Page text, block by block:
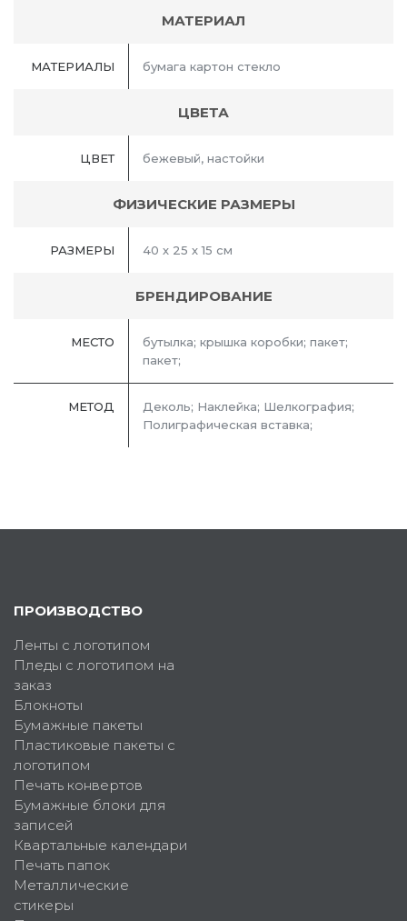
МАТЕРИАЛ
МАТЕРИАЛЫ бумага картон стекло
ЦВЕТА
ЦВЕТ бежевый, настойки
ФИЗИЧЕСКИЕ РАЗМЕРЫ
РАЗМЕРЫ 40 х 25 х 15 см
БРЕНДИРОВАНИЕ
МЕСТО
бутылка; крышка коробки; пакет;
пакет;
МЕТОД
Деколь; Наклейка; Шелкография;
Полиграфическая вставка;
ПРОИЗВОДСТВО
Ленты с логотипом
Пледы с логотипом на
заказ
Блокноты
Бумажные пакеты
Пластиковые пакеты с
логотипом
Печать конвертов
Бумажные блоки для
записей
Квартальные календари
Печать папок
Металлические
стикеры